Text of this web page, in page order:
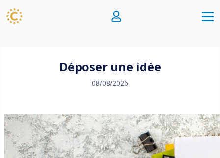
Déposer une idée
08/08/2026